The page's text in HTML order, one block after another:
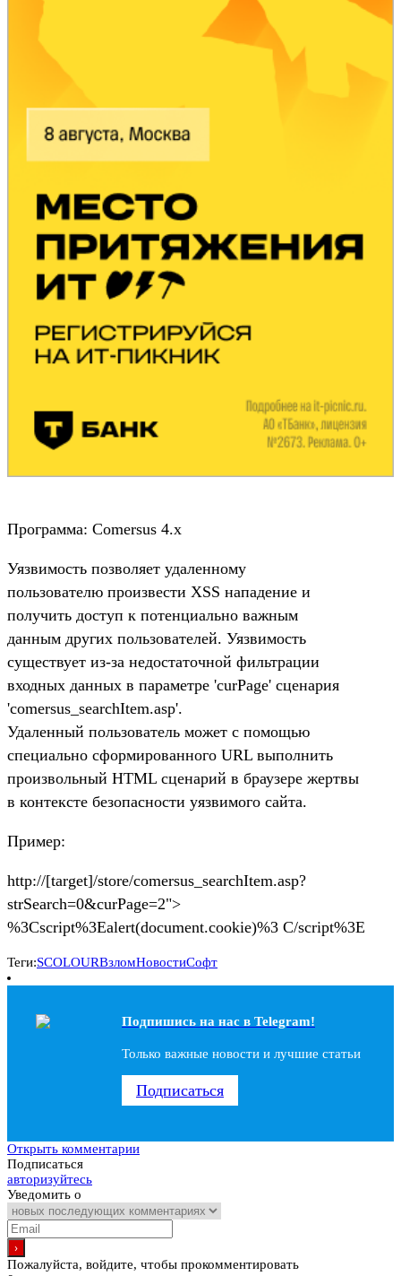
Программа: Comersus 4.x
Уязвимость позволяет удаленному
пользователю произвести XSS нападение и
получить доступ к потенциально важным
данным других пользователей. Уязвимость
существует из-за недостаточной фильтрации
входных данных в параметре 'curPage' сценария
'comersus_searchItem.asp'.
Удаленный пользователь может с помощью
специально сформированного URL выполнить
произвольный HTML сценарий в браузере жертвы
в контексте безопасности уязвимого сайта.
Пример:
http://[target]/store/comersus_searchItem.asp?
strSearch=0&curPage=2">
%3Cscript%3Ealert(document.cookie)%3 C/script%3E
Теги:SCOLOURВзломНовостиСофт
Подпишись на наc в Telegram!
Только важные новости и лучшие статьи
Подписаться
Открыть комментарии
Подписаться
авторизуйтесь
Уведомить о
Пожалуйста, войдите, чтобы прокомментировать